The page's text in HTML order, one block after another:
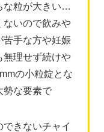
な粒が大きい…
ないので飲みや
苦手な方や妊娠
無理せず続けや
の小粒錠とな
勢な要素で
きないチャイ